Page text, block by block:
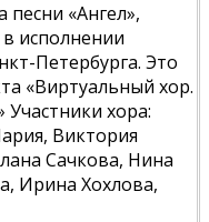
песни «Ангел»,
исполнении
Петербурга. Это
«Виртуальный хор.
хора:
Виктория
Сачкова, Нина
Ирина Хохлова,